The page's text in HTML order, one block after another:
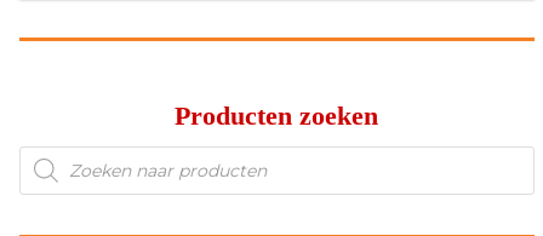
Producten zoeken
Producten
zoeken